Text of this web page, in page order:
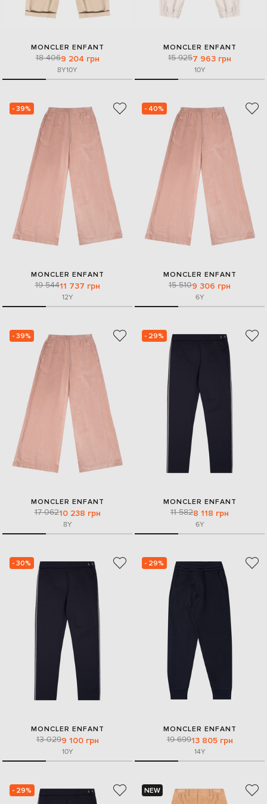
MONCLER ENFANT
18 4069 204 грн
8Y10Y
MONCLER ENFANT
15 9257 963 грн
10Y
- 39%
MONCLER ENFANT
19 54411 737 грн
12Y
- 40%
MONCLER ENFANT
15 5109 306 грн
6Y
- 39%
MONCLER ENFANT
17 06210 238 грн
8Y
- 29%
MONCLER ENFANT
11 5828 118 грн
6Y
- 30%
MONCLER ENFANT
13 0299 100 грн
10Y
- 29%
MONCLER ENFANT
19 69913 805 грн
14Y
- 29% NEW